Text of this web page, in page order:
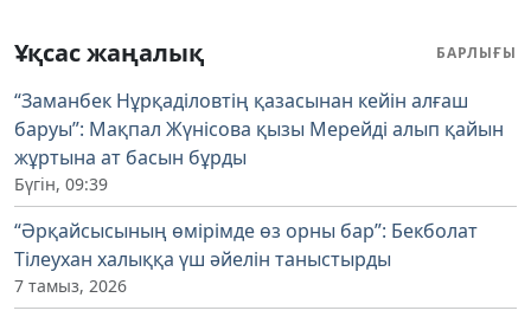
Ұқсас жаңалық БАРЛЫҒЫ
“Заманбек Нұрқаділовтің қазасынан кейін алғаш
баруы”: Мақпал Жүнісова қызы Мерейді алып қайын
жұртына ат басын бұрды
Бүгін, 09:39
“Әрқайсысының өмірімде өз орны бар”: Бекболат
Тілеухан халыққа үш әйелін таныстырды
7 тамыз, 2026